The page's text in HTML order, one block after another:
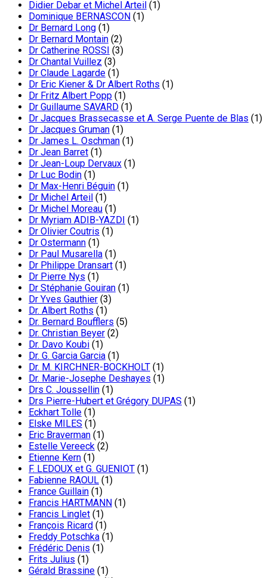
Didier Debar et Michel Arteil (1)
Dominique BERNASCON (1)
Dr Bernard Long (1)
Dr Bernard Montain (2)
Dr Catherine ROSSI (3)
Dr Chantal Vuillez (3)
Dr Claude Lagarde (1)
Dr Eric Kiener & Dr Albert Roths (1)
Dr Fritz Albert Popp (1)
Dr Guillaume SAVARD (1)
Dr Jacques Brassecasse et A. Serge Puente de Blas (1)
Dr Jacques Gruman (1)
Dr James L. Oschman (1)
Dr Jean Barret (1)
Dr Jean-Loup Dervaux (1)
Dr Luc Bodin (1)
Dr Max-Henri Béguin (1)
Dr Michel Arteil (1)
Dr Michel Moreau (1)
Dr Myriam ADIB-YAZDI (1)
Dr Olivier Coutris (1)
Dr Ostermann (1)
Dr Paul Musarella (1)
Dr Philippe Dransart (1)
Dr Pierre Nys (1)
Dr Stéphanie Gouiran (1)
Dr Yves Gauthier (3)
Dr. Albert Roths (1)
Dr. Bernard Boufflers (5)
Dr. Christian Beyer (2)
Dr. Davo Koubi (1)
Dr. G. Garcia Garcia (1)
Dr. M. KIRCHNER-BOCKHOLT (1)
Dr. Marie-Josephe Deshayes (1)
Drs C. Joussellin (1)
Drs Pierre-Hubert et Grégory DUPAS (1)
Eckhart Tolle (1)
Elske MILES (1)
Eric Braverman (1)
Estelle Vereeck (2)
Etienne Kern (1)
F. LEDOUX et G. GUENIOT (1)
Fabienne RAOUL (1)
France Guillain (1)
Francis HARTMANN (1)
Francis Linglet (1)
François Ricard (1)
Freddy Potschka (1)
Frédéric Denis (1)
Frits Julius (1)
Gérald Brassine (1)